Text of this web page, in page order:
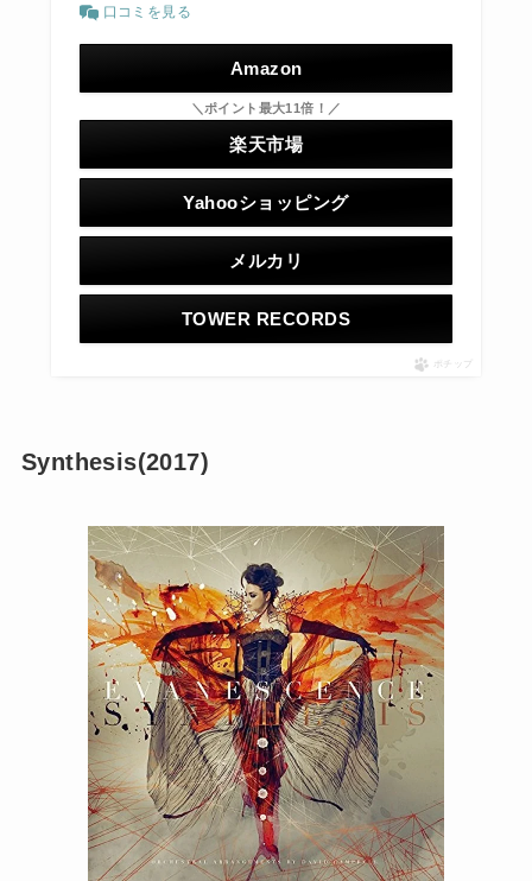
口コミを見る
Amazon
＼ポイント最大11倍！／
楽天市場
Yahooショッピング
メルカリ
TOWER RECORDS
ポチップ
Synthesis(2017)